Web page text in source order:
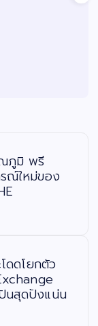
ภูมิ พรี
ณ์ใหม่ของ
ดดโยกตัว
นสุดปังแน่น